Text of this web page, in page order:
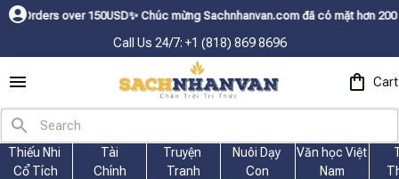
150USDㅤ✨Chúc mừng Sachnhanvan.com đã có mặt hơn 200 quốc gia
Call Us 24/7: +1 (818) 869 8696
Cart
Thiếu Nhi
Cổ Tích
Tài
Chính
Truyện
Tranh
Nuôi Dạy
Con
Văn học Việt
Nam